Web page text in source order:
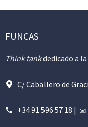
FUNCAS
Think tankdedicado a
C/ Caballero de
+34 91 596 57 18 |